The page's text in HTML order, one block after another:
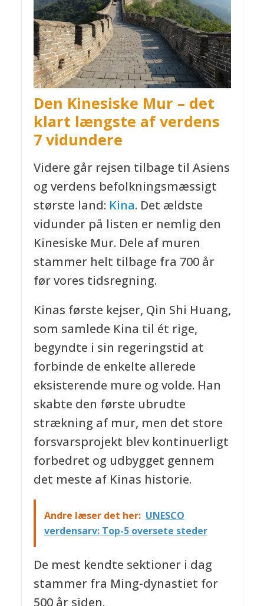
Den Kinesiske Mur – det
klart længste af verdens
7 vidundere
Videre går rejsen tilbage til Asiens
og verdens befolkningsmæssigt
største land: Kina. Det ældste
vidunder på listen er nemlig den
Kinesiske Mur. Dele af muren
stammer helt tilbage fra 700 år
før vores tidsregning.
Kinas første kejser, Qin Shi Huang,
som samlede Kina til ét rige,
begyndte i sin regeringstid at
forbinde de enkelte allerede
eksisterende mure og volde. Han
skabte den første ubrudte
strækning af mur, men det store
forsvarsprojekt blev kontinuerligt
forbedret og udbygget gennem
det meste af Kinas historie.
Andre læser det her: UNESCO
verdensarv: Top-5 oversete steder
De mest kendte sektioner i dag
stammer fra Ming-dynastiet for
500 år siden.